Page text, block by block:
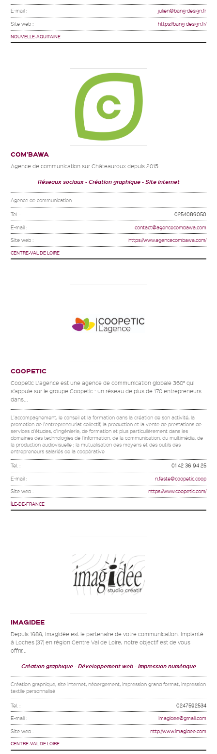
E-mail : julien@bang-design.fr
Site web : https://bang-design.fr/
NOUVELLE-AQUITAINE
COM’BAWA
Agence de communication sur Châteauroux depuis 2015.
Réseaux sociaux Création graphique Site internet
Agence de communication
Tel. : 0254089050
E-mail : contact@agencecombawa.com
Site web : https://www.agencecombawa.com/
CENTRE-VAL DE LOIRE
COOPETIC
Coopetic L’agence est une agence de communication globale 360° qui
s’appuie sur le groupe Coopetic : un réseau de plus de 170 entrepreneurs
dans...
L'accompagnement, le conseil et la formation dans la création de son activité, la
promotion de l'entrepreneuriat collectif, la production et la vente de prestations de
services d'études, d'ingénierie, de formation et plus particulièrement dans les
domaines des technologies de l'information, de la communication, du multimédia, de
la production audiovisuelle ; la mutualisation des moyens et des outils des
entrepreneurs salariés de la coopérative
Tel. : 01 42 36 94 25
E-mail : n.feste@coopetic.coop
Site web : https://www.coopetic.com/
ÎLE-DE-FRANCE
IMAGIDEE
Depuis 1989, Imagidée est le partenaire de votre communication. Implanté
à Loches (37) en région Centre Val de Loire, notre objectif est de vous
offrir...
Création graphique Développement web Impression numérique
Création graphique, site internet, hébergement, impression grand format, impression
textile personnalisé
Tel. : 0247592534
E-mail : imagidee@gmail.com
Site web : http://www.imagidee.com
CENTRE-VAL DE LOIRE